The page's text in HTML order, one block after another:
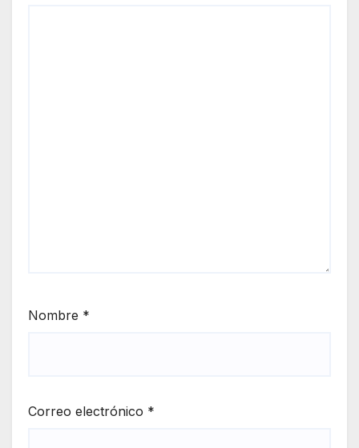
Nombre *
Correo electrónico *